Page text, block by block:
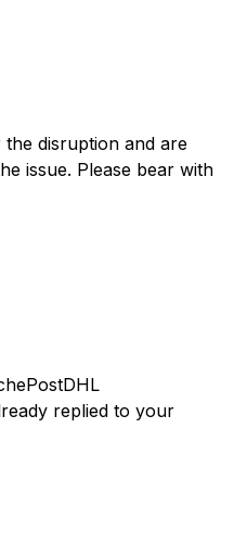
the disruption and are
issue. Please bear with
replied to your